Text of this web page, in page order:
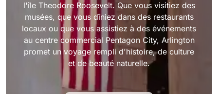
l'île Theodore Roosevelt. Que vous visitiez des
musées, que vous dîniez dans des restaurants
locaux ou que vous assistiez à des événements
au centre commercial Pentagon City, Arlington
promet un voyage rempli d'histoire, de culture
et de beauté naturelle.